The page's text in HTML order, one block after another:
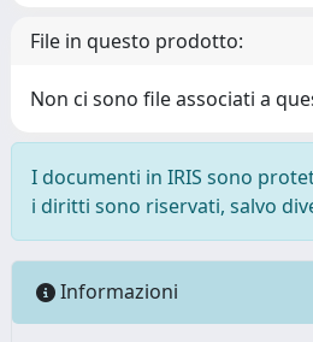
File in questo prodotto:
Non ci sono file associati a
I documenti in IRIS sono
i diritti sono riservati, salvo
Informazioni